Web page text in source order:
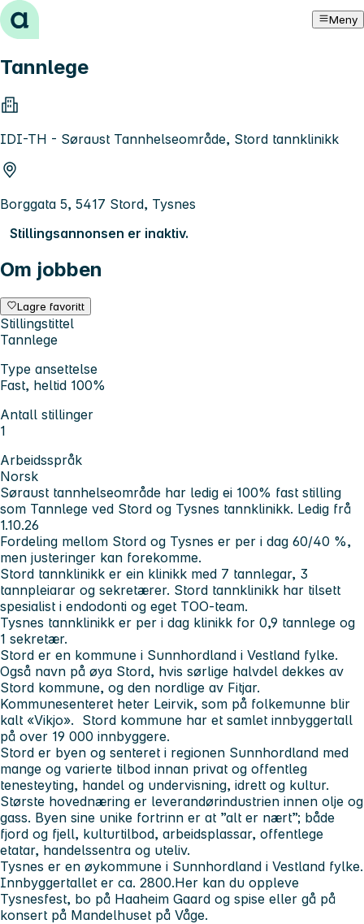
Hopp til innhold Meny
Tannlege
IDI-TH - Søraust Tannhelseområde, Stord tannklinikk
Borggata 5, 5417 Stord, Tysnes
Stillingsannonsen er inaktiv.
Om jobben
Lagre favoritt
Stillingstittel
Tannlege
Type ansettelse
Fast, heltid 100%
Antall stillinger
1
Arbeidsspråk
Norsk
Søraust tannhelseområde har ledig ei 100% fast stilling
som Tannlege ved Stord og Tysnes tannklinikk. Ledig frå
1.10.26
Fordeling mellom Stord og Tysnes er per i dag 60/40 %,
men justeringer kan forekomme.
Stord tannklinikk er ein klinikk med 7 tannlegar, 3
tannpleiarar og sekretærer. Stord tannklinikk har tilsett
spesialist i endodonti og eget TOO-team.
Tysnes tannklinikk er per i dag klinikk for 0,9 tannlege og
1 sekretær.
Stord er en kommune i Sunnhordland i Vestland fylke.
Også navn på øya Stord, hvis sørlige halvdel dekkes av
Stord kommune, og den nordlige av Fitjar.
Kommunesenteret heter Leirvik, som på folkemunne blir
kalt «Vikjo». Stord kommune har et samlet innbyggertall
på over 19 000 innbyggere.
Stord er byen og senteret i regionen Sunnhordland med
mange og varierte tilbod innan privat og offentleg
tenesteyting, handel og undervisning, idrett og kultur.
Største hovednæring er leverandørindustrien innen olje og
gass. Byen sine unike fortrinn er at ”alt er nært”; både
fjord og fjell, kulturtilbod, arbeidsplassar, offentlege
etatar, handelssentra og uteliv.
Tysnes er en øykommune i Sunnhordland i Vestland fylke.
Innbyggertallet er ca. 2800.Her kan du oppleve
Tysnesfest, bo på Haaheim Gaard og spise eller gå på
konsert på Mandelhuset på Våge.